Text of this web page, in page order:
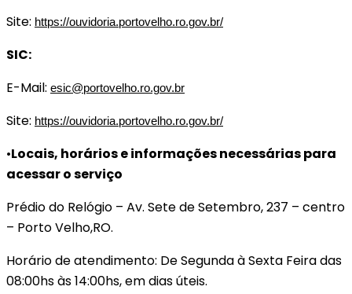
Site: https://ouvidoria.portovelho.ro.gov.br/
SIC:
E-Mail: esic@portovelho.ro.gov.br
Site: https://ouvidoria.portovelho.ro.gov.br/
•Locais, horários e informações necessárias para
acessar o serviço
Prédio do Relógio – Av. Sete de Setembro, 237 – centro
– Porto Velho,RO.
Horário de atendimento: De Segunda à Sexta Feira das
08:00hs às 14:00hs, em dias úteis.